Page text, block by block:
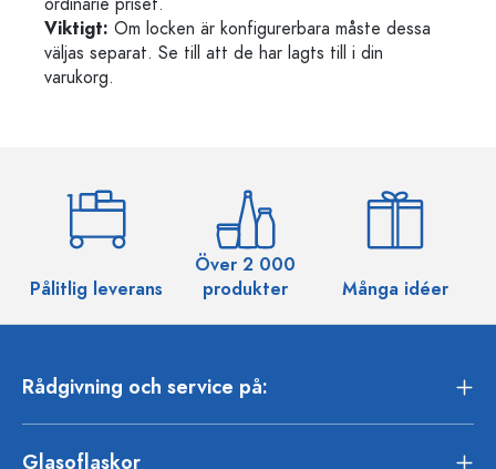
Viktigt: Om locken är konfigurerbara måste dessa
väljas separat. Se till att de har lagts till i din
varukorg.
Pålitlig leverans
Över 2 000
produkter
Många idéer
Rådgivning och service på:
Glasoflaskor